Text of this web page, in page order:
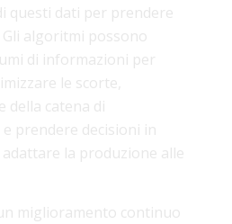
questi dati per prendere
algoritmi possono
di informazioni per
le scorte,
della catena di
prendere decisioni in
la produzione alle
miglioramento continuo